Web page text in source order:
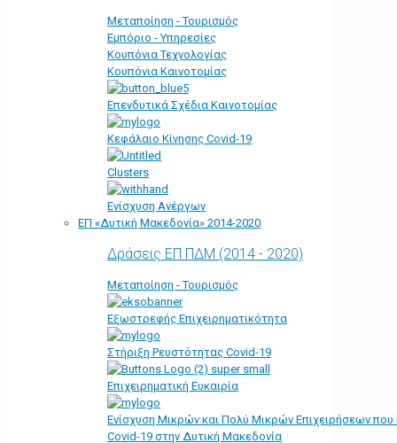
Μεταποίηση - Τουρισμός
Εμπόριο - Υπηρεσίες
Κουπόνια Τεχνολογίας
Κουπόνια Καινοτομίας
Επενδυτικά Σχέδια Καινοτομίας
Κεφάλαιο Κίνησης Covid-19
Clusters
Ενίσχυση Ανέργων
ΕΠ «Δυτική Μακεδονία» 2014-2020
Δράσεις ΕΠ ΠΔΜ (2014 - 2020)
Μεταποίηση - Τουρισμός
Εξωστρεφής Επιχειρηματικότητα
Στήριξη Ρευστότητας Covid-19
Επιχειρηματική Ευκαιρία
Ενίσχυση Μικρών και Πολύ Μικρών Επιχειρήσεων
Covid-19 στην Δυτική Μακεδονία